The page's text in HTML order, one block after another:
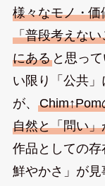
様々なモノ・
「普段考えな
にあると思っ
い限り「公共
が、
自然と「問い
作品としての
鮮やかさ」が見